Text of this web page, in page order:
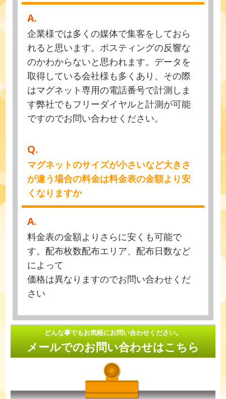
A.
企業様では多くの媒体で集客をしておら
れると思います。ポスティングの反響な
のかわからないと思われます。データを
取得している会社様も多くあり、その際
はマグネット専用の電話番号で計測しま
す弊社でもフリーダイヤルと計測が可能
ですのでお問い合わせください。
Q.
マグネットのサイズが小さいなど大きさ
が違う場合の料金は料金表の金額より安
くなりますか
A.
料金表の金額よりさらに安くも可能で
す。配布枚数配布エリア、配布日数など
によって
価格は異なりますのでお問い合わせくだ
さい
どんな事でもお気軽にお問い合わせください。
メールでのお問い合わせはこちら